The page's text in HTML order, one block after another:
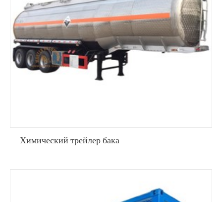
Химический трейлер бака